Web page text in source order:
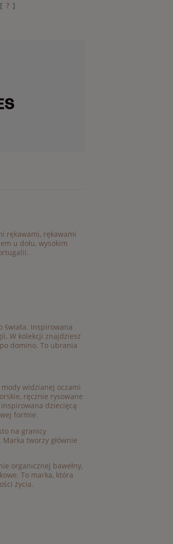
? ]
rękawami, rękawami
u dołu, wysokim
świata. Inspirowana
W kolekcji znajdziesz
domino. To ubrania
widzianej oczami
ręcznie rysowane
dziecięcą
formie.
na granicy
tworzy głównie
organicznej bawełny,
To marka, która
życia.